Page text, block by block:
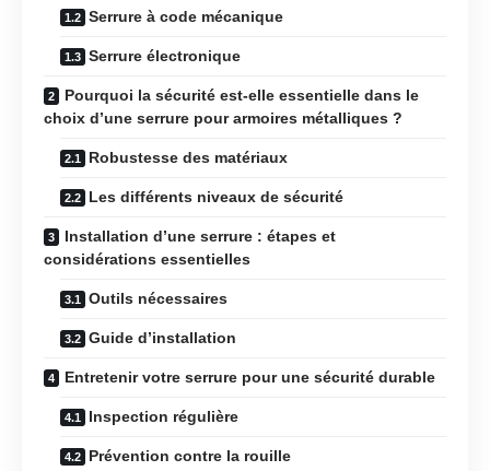
Serrure à code mécanique
Serrure électronique
Pourquoi la sécurité est-elle essentielle dans le
choix d’une serrure pour armoires métalliques ?
Robustesse des matériaux
Les différents niveaux de sécurité
Installation d’une serrure : étapes et
considérations essentielles
Outils nécessaires
Guide d’installation
Entretenir votre serrure pour une sécurité durable
Inspection régulière
Prévention contre la rouille